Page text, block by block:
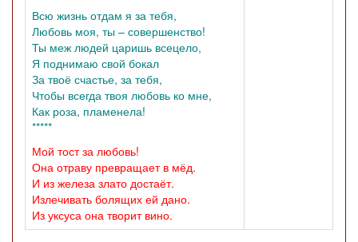
Всю жизнь отдам я за тебя,
Любовь моя, ты – совершенство!
Ты меж людей царишь всецело,
Я поднимаю свой бокал
За твоё счастье, за тебя,
Чтобы всегда твоя любовь ко мне,
Как роза, пламенела!
*****
Мой тост за любовь!
Она отраву превращает в мёд.
И из железа злато достаёт.
Излечивать болящих ей дано.
Из уксуса она творит вино.